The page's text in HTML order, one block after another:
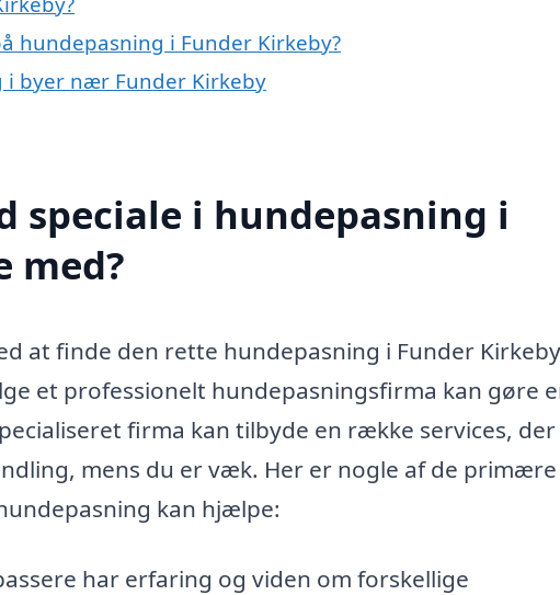
hundepasning i Funder Kirkeby?
i byer nær Funder Kirkeby
speciale i hundepasning i
med?
at finde den rette hundepasning i Funder
et professionelt hundepasningsfirma kan gøre
firma kan tilbyde en række services, der
mens du er væk. Her er nogle af de primære
kan hjælpe:
har erfaring og viden om forskellige